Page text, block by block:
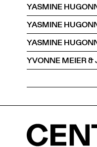
YASMINE
YASMINE
YASMINE
YVONNE MEIER